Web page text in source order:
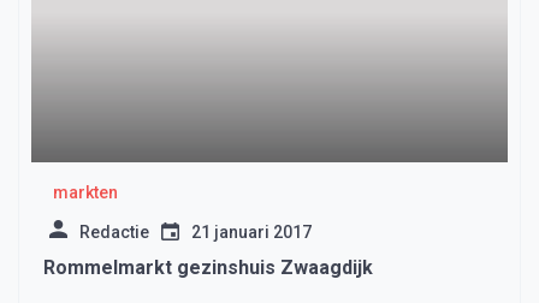
markten
Redactie 21 januari 2017
Rommelmarkt gezinshuis Zwaagdijk